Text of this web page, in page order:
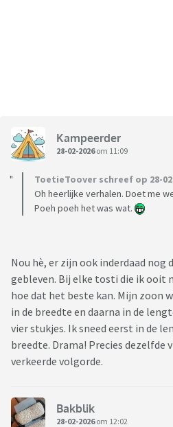
Kampeerder
28-02-2026om 11:09
ToetieToover schreef op 28-
Oh heerlijke verhalen. Doet me
Poeh poeh het was wat.
Nou hè, er zijn ook inderdaad
gebleven. Bij elke tosti die ik ooit
hoe dat het beste kan. Mijn zoon
in de breedte en daarna in de
vier stukjes. Ik sneed eerst in de
breedte. Drama! Precies dezelfde
verkeerde volgorde.
Bakblik
28-02-2026om 12:02